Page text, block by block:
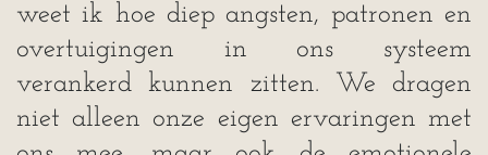
weet ik hoe diep angsten, patronen en
overtuigingen in ons systeem
verankerd kunnen zitten. We dragen
niet alleen onze eigen ervaringen met